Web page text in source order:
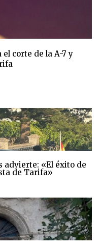
corte de la A-7 y
advierte: «El éxito de
de Tarifa»